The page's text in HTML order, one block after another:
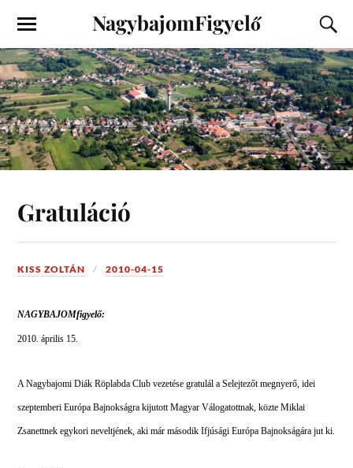
NagybajomFigyelő
Gratuláció
KISS ZOLTÁN 2010-04-15
NAGYBAJOMfigyelő:
2010. április 15.
A Nagybajomi Diák Röplabda Club vezetése gratulál a Selejtezőt megnyerő, idei
szeptemberi Európa Bajnokságra kijutott Magyar Válogatottnak, közte Miklai
Zsanettnek egykori neveltjének, aki már második Ifjúsági Európa Bajnokságára jut ki.